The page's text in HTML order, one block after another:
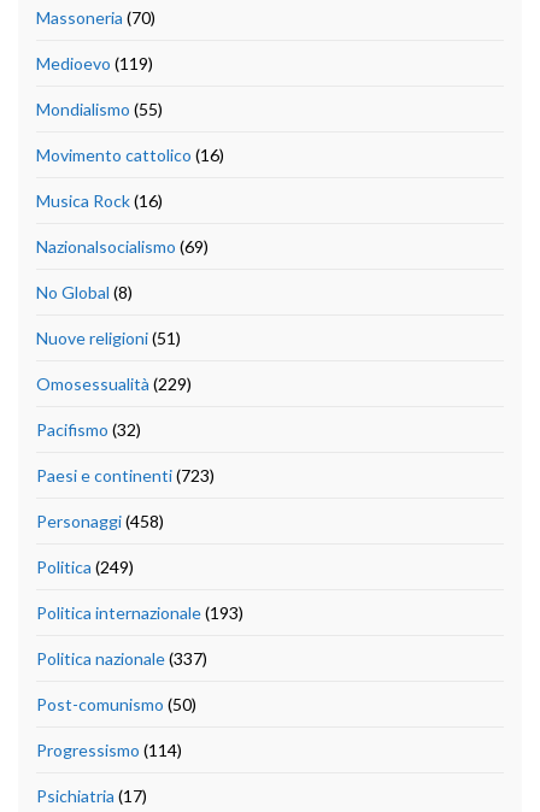
Massoneria (70)
Medioevo (119)
Mondialismo (55)
Movimento cattolico (16)
Musica Rock(16)
Nazionalsocialismo (69)
No Global (8)
Nuove religioni(51)
Omosessualità (229)
Pacifismo (32)
Paesi e continenti(723)
Personaggi(458)
Politica (249)
Politica internazionale(193)
Politica nazionale(337)
Post-comunismo (50)
Progressismo (114)
Psichiatria (17)